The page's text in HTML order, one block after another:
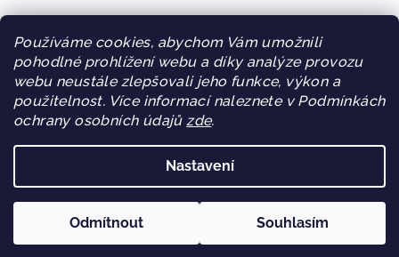
Používáme cookies, abychom Vám umožnili
pohodlné prohlížení webu a díky analýze provozu
webu neustále zlepšovali jeho funkce, výkon a
použitelnost. Více informací naleznete v Podmínkách
ochrany osobních údajůzde.
Nastavení
Odmítnout Souhlasím
Informace pro vás
Doprava a platba
Obchodní podmínky
Podmínky ochrany osobních údajů
Blog
Sleva za věrnost
. Všechna práva vyhrazena.
Vytvořil Shoptet